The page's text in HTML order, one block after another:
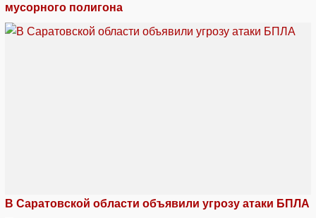
мусорного полигона
В Саратовской области объявили угрозу атаки БПЛА